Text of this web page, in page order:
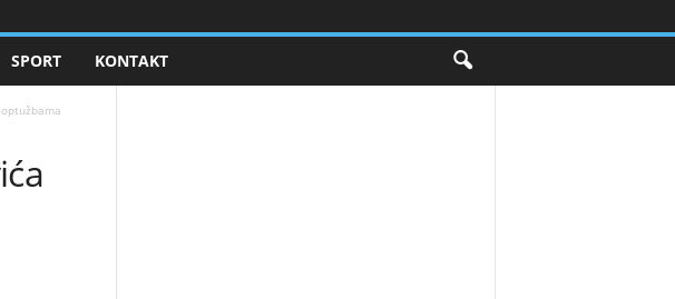
SPORT KONTAKT